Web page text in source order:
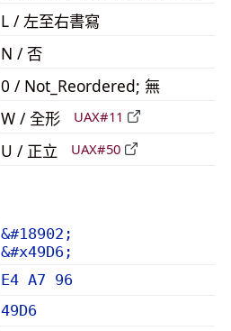
L / 左至右書寫
N / 否
0 / Not_Reordered; 無
W / 全形 UAX#11
U / 正立 UAX#50
&#18902;
&#x49D6;
E4 A7 96
49D6